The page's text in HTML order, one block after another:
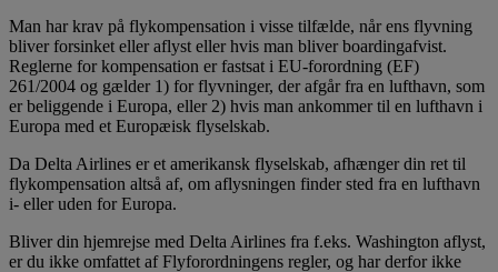
Man har krav på flykompensation i visse tilfælde, når ens flyvning
bliver forsinket eller aflyst eller hvis man bliver boardingafvist.
Reglerne for kompensation er fastsat i EU-forordning (EF)
261/2004 og gælder 1) for flyvninger, der afgår fra en lufthavn, som
er beliggende i Europa, eller 2) hvis man ankommer til en lufthavn i
Europa med et Europæisk flyselskab.
Da Delta Airlines er et amerikansk flyselskab, afhænger din ret til
flykompensation altså af, om aflysningen finder sted fra en lufthavn
i- eller uden for Europa.
Bliver din hjemrejse med Delta Airlines fra f.eks. Washington aflyst,
er du ikke omfattet af Flyforordningens regler, og har derfor ikke